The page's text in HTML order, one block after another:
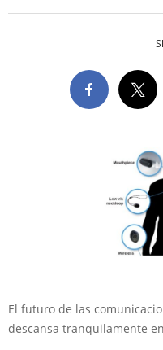
El futuro de las
descansa tranquilamente